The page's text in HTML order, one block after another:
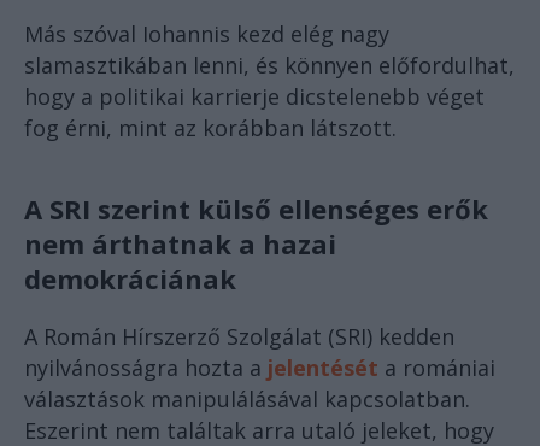
Más szóval Iohannis kezd elég nagy
slamasztikában lenni, és könnyen előfordulhat,
hogy a politikai karrierje dicstelenebb véget
fog érni, mint az korábban látszott.
A SRI szerint külső ellenséges erők
nem árthatnak a hazai
demokráciának
A Román Hírszerző Szolgálat (SRI) kedden
nyilvánosságra hozta a jelentését a romániai
választások manipulálásával kapcsolatban.
Eszerint nem találtak arra utaló jeleket, hogy